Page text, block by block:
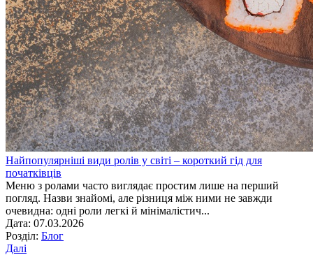
Найпопулярніші види ролів у світі – короткий гід для
початківців
Меню з ролами часто виглядає простим лише на перший
погляд. Назви знайомі, але різниця між ними не завжди
очевидна: одні роли легкі й мінімалістич...
Дата: 07.03.2026
Розділ: Блог
Далі